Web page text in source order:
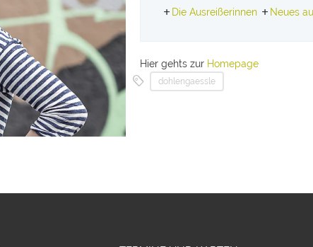
Die Ausreißerinnen Neues
Hier gehts zur Homepage
dohlengaessle